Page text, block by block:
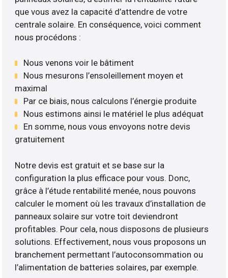
que vous avez la capacité d’attendre de votre
centrale solaire. En conséquence, voici comment
nous procédons :
Nous venons voir le bâtiment
Nous mesurons l’ensoleillement moyen et
maximal
Par ce biais, nous calculons l’énergie produite
Nous estimons ainsi le matériel le plus adéquat
En somme, nous vous envoyons notre devis
gratuitement
Notre devis est gratuit et se base sur la
configuration la plus efficace pour vous. Donc,
grâce à l’étude rentabilité menée, nous pouvons
calculer le moment où les travaux d’installation de
panneaux solaire sur votre toit deviendront
profitables. Pour cela, nous disposons de plusieurs
solutions. Effectivement, nous vous proposons un
branchement permettant l’autoconsommation ou
l’alimentation de batteries solaires, par exemple.